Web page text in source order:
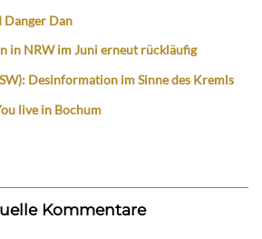
Danger Dan
in NRW im Juni erneut rückläufig
Desinformation im Sinne des Kremls
live in Bochum
Kommentare